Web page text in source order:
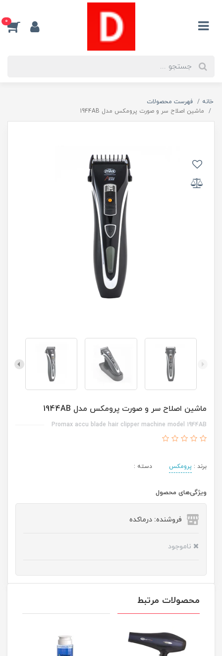
0
خانه
فهرست محصولات
ماشین اصلاح سر و صورت پرومکس مدل 1944AB
ماشین اصلاح سر و صورت پرومکس مدل 1944AB
Promax accu blade hair clipper machine model 1944AB
برند : پرومکس دسته :
ویژگی‌های محصول
فروشنده: درماکده
ناموجود
محصولات مرتبط